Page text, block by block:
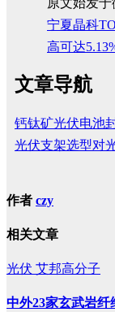
原文始发于
宁夏晶科
高可达
文章导航
钙钛矿光伏电池
光伏支架选型对
作者 czy
相关文章
光伏 艾邦高分子
中外23家玄武岩